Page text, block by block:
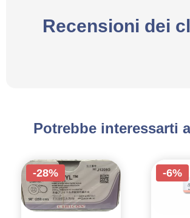
Recensioni dei
Potrebbe interessarti
-28% -6%